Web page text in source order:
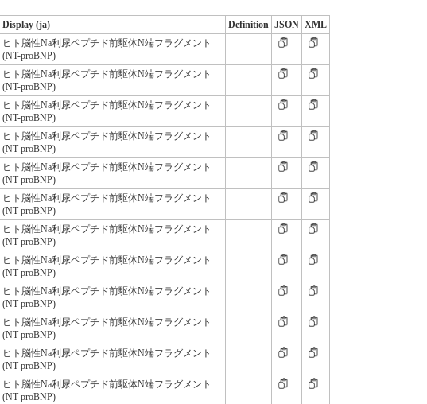
Display (ja) Definition JSON XML
ヒト脳性Na利尿ペプチド前駆体N端フラグメント
(NT-proBNP)
ヒト脳性Na利尿ペプチド前駆体N端フラグメント
(NT-proBNP)
ヒト脳性Na利尿ペプチド前駆体N端フラグメント
(NT-proBNP)
ヒト脳性Na利尿ペプチド前駆体N端フラグメント
(NT-proBNP)
ヒト脳性Na利尿ペプチド前駆体N端フラグメント
(NT-proBNP)
ヒト脳性Na利尿ペプチド前駆体N端フラグメント
(NT-proBNP)
ヒト脳性Na利尿ペプチド前駆体N端フラグメント
(NT-proBNP)
ヒト脳性Na利尿ペプチド前駆体N端フラグメント
(NT-proBNP)
ヒト脳性Na利尿ペプチド前駆体N端フラグメント
(NT-proBNP)
ヒト脳性Na利尿ペプチド前駆体N端フラグメント
(NT-proBNP)
ヒト脳性Na利尿ペプチド前駆体N端フラグメント
(NT-proBNP)
ヒト脳性Na利尿ペプチド前駆体N端フラグメント
(NT-proBNP)